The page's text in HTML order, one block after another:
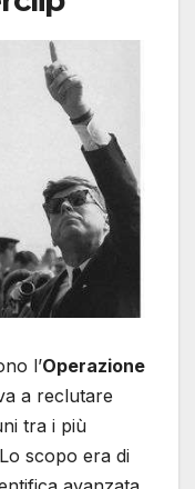
l’Operazione
a reclutare
tra i più
scopo era di